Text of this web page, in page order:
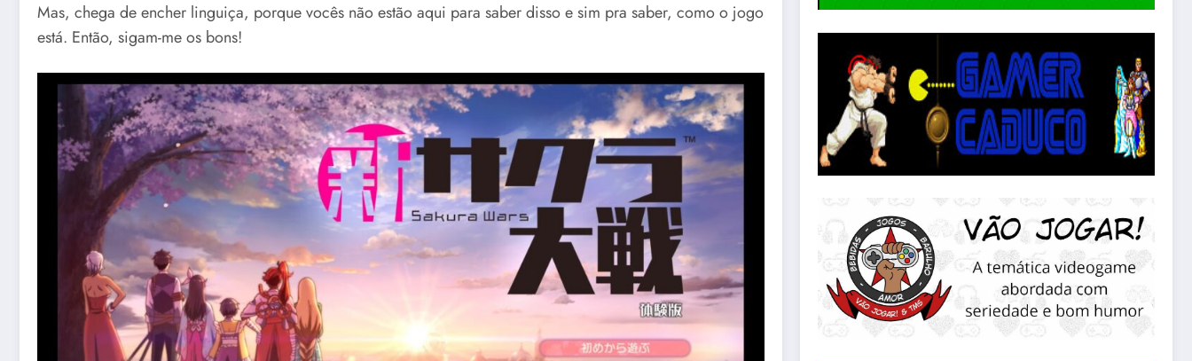
Mas, chega de encher linguiça, porque vocês não estão aqui para saber disso e sim pra saber, como o jogo
está. Então, sigam-me os bons!